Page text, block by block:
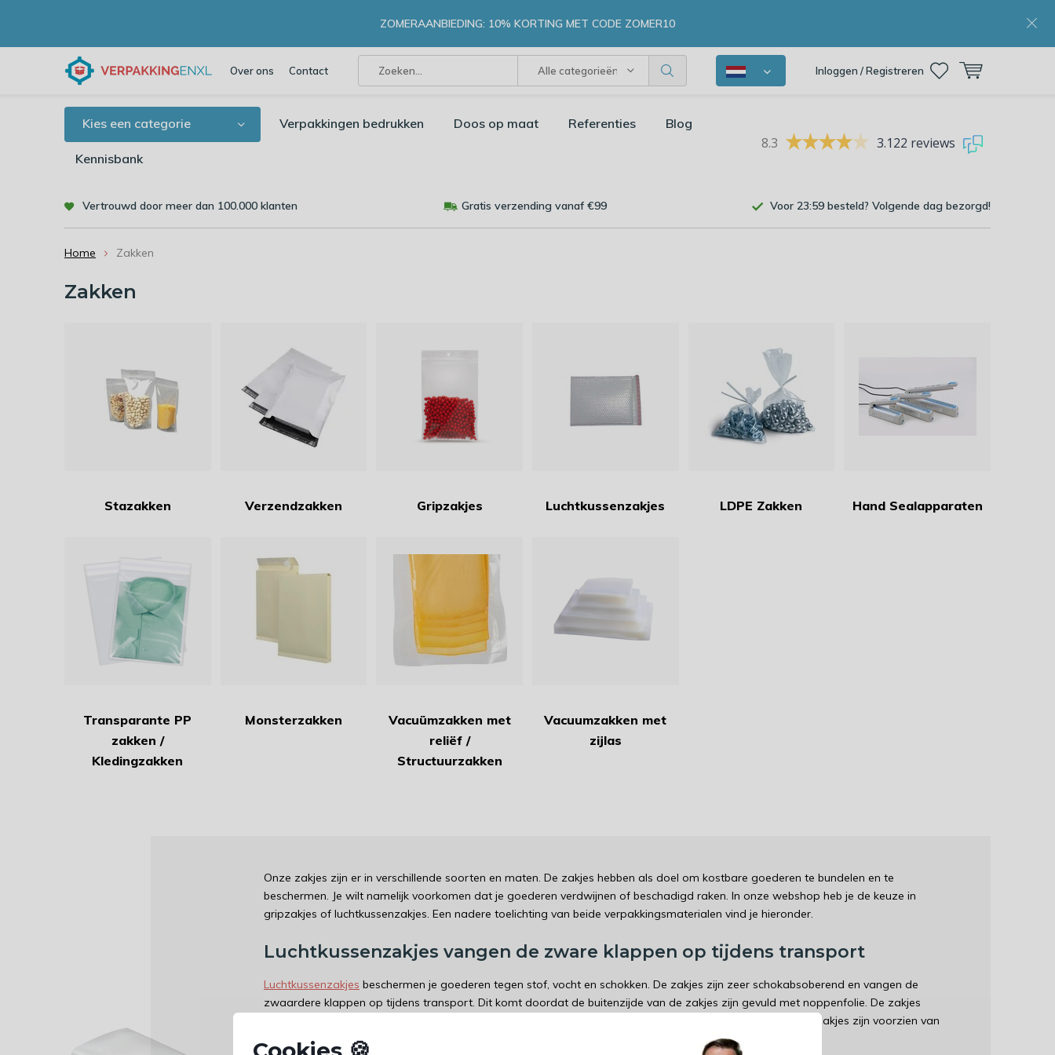
Over ons Contact Alle categorieën Inloggen / Registreren
ZOMERAANBIEDING: 10% KORTING MET CODE ZOMER10
Kies een categorie Verpakkingen bedrukken Doos op maat Referenties Blog
Kennisbank
8.3 3.122 reviews
Vertrouwd door meer dan 100.000 klanten Gratis verzending vanaf €99 Voor 23:59 besteld? Volgende dag bezorgd!
Home Zakken
Zakken
Stazakken Verzendzakken Gripzakjes Luchtkussenzakjes LDPE Zakken Hand Sealapparaten
Transparante PP
zakken /
Kledingzakken
Monsterzakken
Vacuümzakken met
reliëf /
Structuurzakken
Vacuumzakken met
zijlas
Onze zakjes zijn er in verschillende soorten en maten. De zakjes hebben als doel om kostbare goederen te bundelen en te
beschermen. Je wilt namelijk voorkomen dat je goederen verdwijnen of beschadigd raken. In onze webshop heb je de keuze in
gripzakjes of luchtkussenzakjes. Een nadere toelichting van beide verpakkingsmaterialen vind je hieronder.
Luchtkussenzakjes vangen de zware klappen op tijdens transport
Luchtkussenzakjes beschermen je goederen tegen stof, vocht en schokken. De zakjes zijn zeer schokabsoberend en vangen de
zwaardere klappen op tijdens transport. Dit komt doordat de buitenzijde van de zakjes zijn gevuld met noppenfolie. De zakjes
worden daarom vaak gebruikt om: zonnebrillen, glaswerk en telefoonhoesjes te verpakken. De luchtkussenzakjes zijn voorzien van
een zelfklevende sluiting. De opening hiervan zit aan de breedtezijde van het zakje.